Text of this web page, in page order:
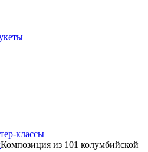
классы
Композиция из 101 колумбийской